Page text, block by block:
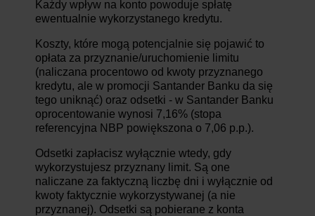
Każdy wpływ na konto powoduje spłatę
ewentualnie wykorzystanego kredytu.
Koszty, które mogą potencjalnie się pojawić to
opłata za przyznanie/uruchomienie limitu
(naliczana procentowo od kwoty przyznanego
kredytu, ale w promocji Santander Banku da się
tego uniknąć) oraz odsetki - w Santander Banku
oprocentowanie wynosi 7,16% (stopa
referencyjna NBP powiększona o 7,06 p.p.).
Odsetki zapłacisz wyłącznie wtedy, gdy
wykorzystujesz przyznany limit. Są one
naliczane za faktyczną liczbę dni i wyłącznie od
kwoty faktycznie wykorzystywanej (a nie
przyznanej). Odsetki są pobierane z konta